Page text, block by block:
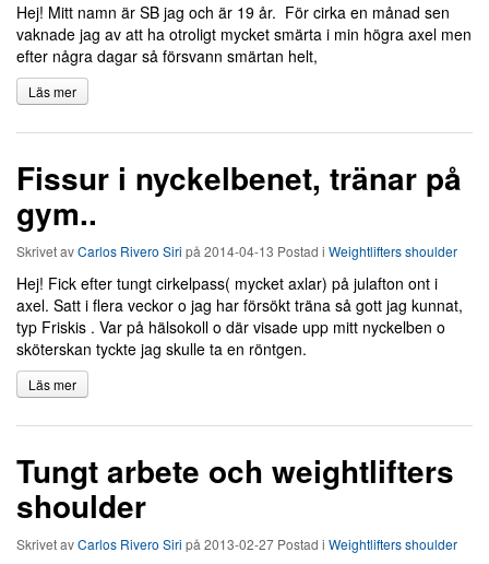
Hej! Mitt namn är SB jag och är 19 år. För cirka en månad sen
vaknade jag av att ha otroligt mycket smärta i min högra axel men
efter några dagar så försvann smärtan helt,
Läs mer
Fissur i nyckelbenet, tränar på
gym..
Skrivet avCarlos Rivero Siri på 2014-04-13 Postad i Weightlifters shoulder
Hej! Fick efter tungt cirkelpass( mycket axlar) på julafton ont i
axel. Satt i flera veckor o jag har försökt träna så gott jag kunnat,
typ Friskis . Var på hälsokoll o där visade upp mitt nyckelben o
sköterskan tyckte jag skulle ta en röntgen.
Läs mer
Tungt arbete och weightlifters
shoulder
Skrivet avCarlos Rivero Siri på 2013-02-27 Postad i Weightlifters shoulder